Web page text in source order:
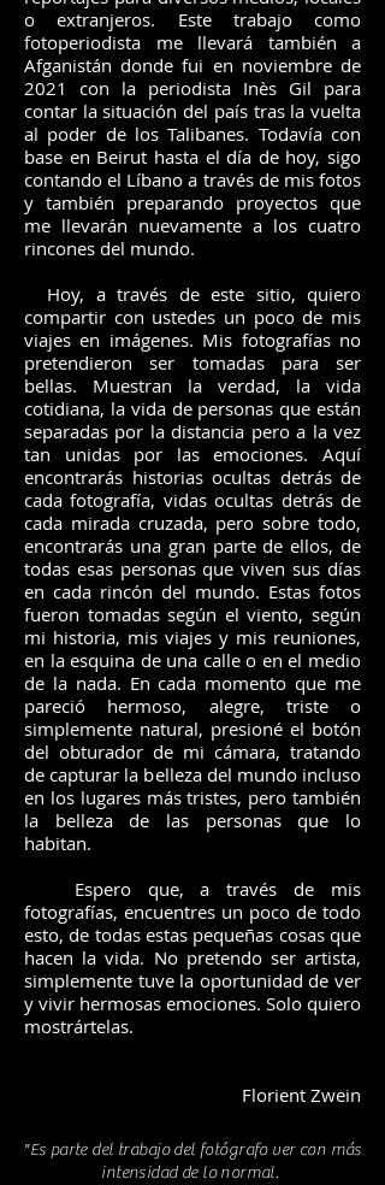
o extranjeros. Este trabajo como
fotoperiodista me llevará también a
Afganistán donde fui en noviembre de
2021 con la periodista Inès Gil para
contar la situación del país tras la vuelta
al poder de los Talibanes. Todavía con
base en Beirut hasta el día de hoy, sigo
contando el Líbano a través de mis fotos
y también preparando proyectos que
me llevarán nuevamente a los cuatro
rincones del mundo.
Hoy, a través de este sitio, quiero
compartir con ustedes un poco de mis
viajes en imágenes. Mis fotografías no
pretendieron ser tomadas para ser
bellas. Muestran la verdad, la vida
cotidiana, la vida de personas que están
separadas por la distancia pero a la vez
tan unidas por las emociones. Aquí
encontrarás historias ocultas detrás de
cada fotografía, vidas ocultas detrás de
cada mirada cruzada, pero sobre todo,
encontrarás una gran parte de ellos, de
todas esas personas que viven sus días
en cada rincón del mundo. Estas fotos
fueron tomadas según el viento, según
mi historia, mis viajes y mis reuniones,
en la esquina de una calle o en el medio
de la nada. En cada momento que me
pareció hermoso, alegre, triste o
simplemente natural, presioné el botón
del obturador de mi cámara, tratando
de capturar la belleza del mundo incluso
en los lugares más tristes, pero también
la belleza de las personas que lo
habitan.
Espero que, a través de mis
fotografías, encuentres un poco de todo
esto, de todas estas pequeñas cosas que
hacen la vida. No pretendo ser artista,
simplemente tuve la oportunidad de ver
y vivir hermosas emociones. Solo quiero
mostrártelas.
Florient Zwein
"Es parte del trabajo del fotógrafo ver con más
intensidad de lo normal.